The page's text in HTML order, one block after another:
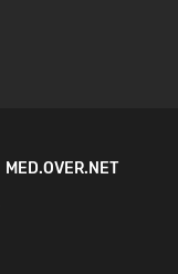
MED.OVER.NET